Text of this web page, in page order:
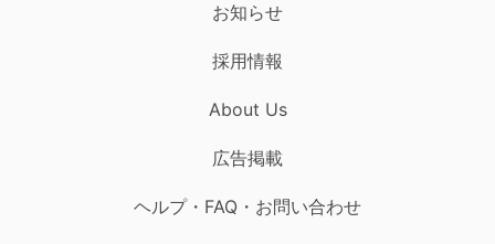
お知らせ
採用情報
About Us
広告掲載
ヘルプ・FAQ・お問い合わせ